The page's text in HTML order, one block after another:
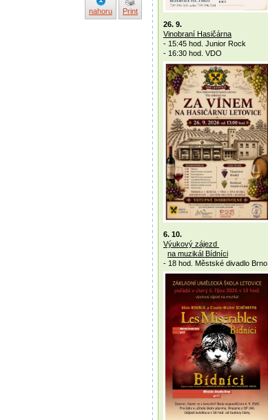
nahoru Print
26. 9.
Vinobraní Hasičárna
- 15:45 hod. Junior Rock
- 16:30 hod. VDO
6. 10.
Výukový zájezd
na muzikál Bídníci
- 18 hod. Městské divadlo Brno